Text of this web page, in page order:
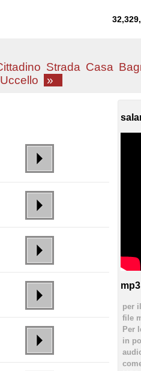
Strada Casa
Uccello »
per
file
Per
in